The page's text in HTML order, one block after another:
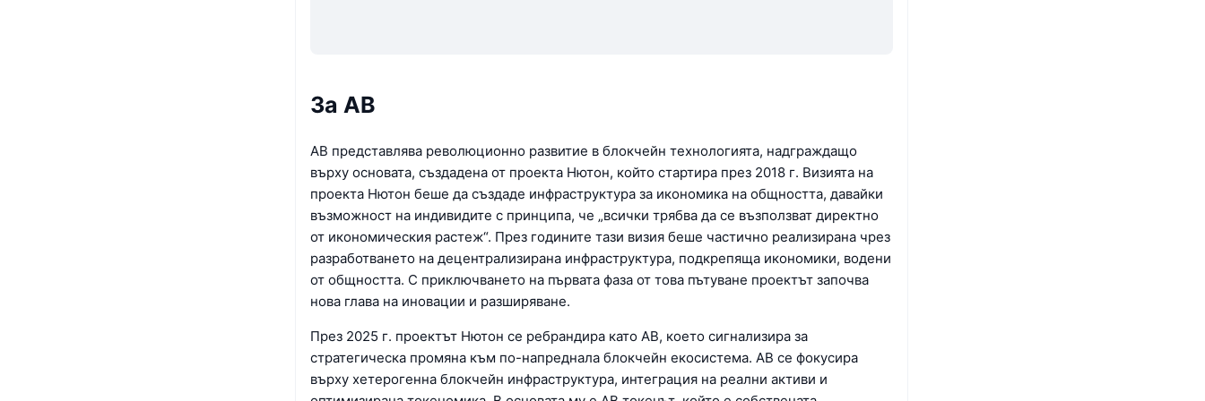
За AB
AB представлява революционно развитие в блокчейн технологията, надграждащо
върху основата, създадена от проекта Нютон, който стартира през 2018 г. Визията на
проекта Нютон беше да създаде инфраструктура за икономика на общността, давайки
възможност на индивидите с принципа, че „всички трябва да се възползват директно
от икономическия растеж“. През годините тази визия беше частично реализирана чрез
разработването на децентрализирана инфраструктура, подкрепяща икономики, водени
от общността. С приключването на първата фаза от това пътуване проектът започва
нова глава на иновации и разширяване.
През 2025 г. проектът Нютон се ребрандира като AB, което сигнализира за
стратегическа промяна към по-напреднала блокчейн екосистема. AB се фокусира
върху хетерогенна блокчейн инфраструктура, интеграция на реални активи и